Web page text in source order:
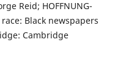
Reid; HOFFNUNG-
race: Black newspapers
Cambridge